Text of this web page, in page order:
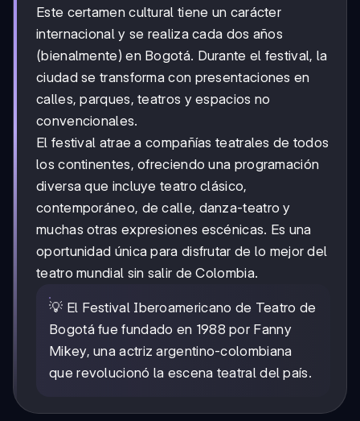
Este certamen cultural tiene un carácter
internacional y se realiza cada dos años
(bienalmente) en Bogotá. Durante el festival, la
ciudad se transforma con presentaciones en
calles, parques, teatros y espacios no
convencionales.
El festival atrae a compañías teatrales de todos
los continentes, ofreciendo una programación
diversa que incluye teatro clásico,
contemporáneo, de calle, danza-teatro y
muchas otras expresiones escénicas. Es una
oportunidad única para disfrutar de lo mejor del
teatro mundial sin salir de Colombia.
💡 El Festival Iberoamericano de Teatro de
Bogotá fue fundado en 1988 por Fanny
Mikey, una actriz argentino-colombiana
que revolucionó la escena teatral del país.